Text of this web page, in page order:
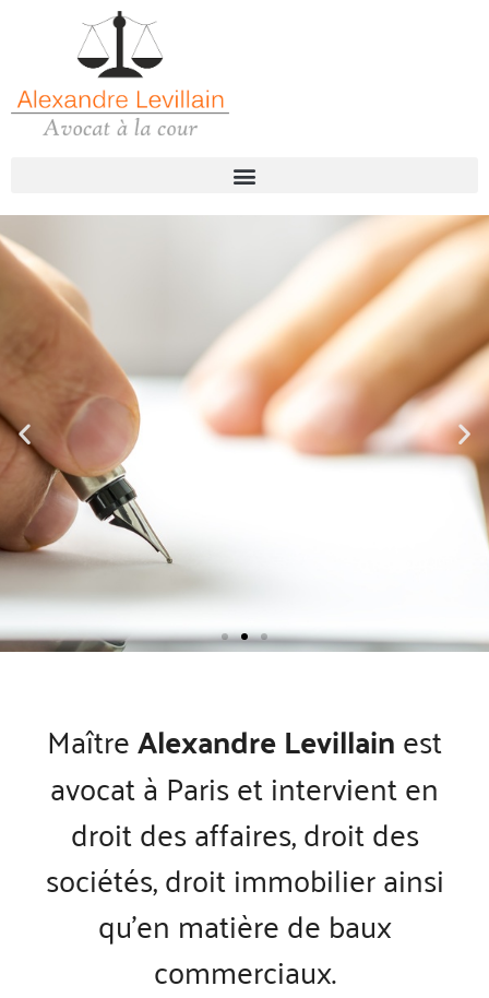
Votre procédure à partir
de 500 € HT
En savoir +
MaîtreAlexandre Levillainest
avocat à Paris et intervient en
droit des affaires, droit des
sociétés, droit immobilier ainsi
qu’en matière de baux
commerciaux.